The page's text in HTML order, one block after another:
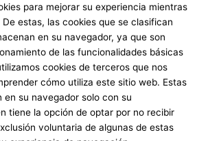
para mejorar su experiencia mientras
estas, las cookies que se clasifican
en su navegador, ya que son
de las funcionalidades básicas
cookies de terceros que nos
cómo utiliza este sitio web. Estas
en su navegador solo con su
tiene la opción de optar por no recibir
voluntaria de algunas de estas